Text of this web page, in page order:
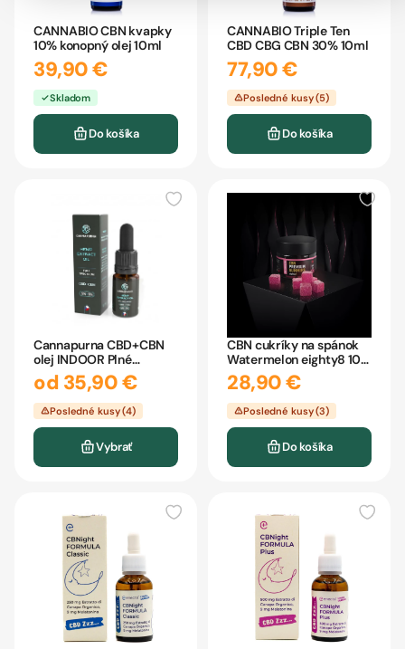
CANNABIO CBN kvapky
10% konopný olej 10ml
39,90 €
Skladom
Do košíka
CANNABIO Triple Ten
CBD CBG CBN 30% 10ml
77,90 €
Posledné kusy (5)
Do košíka
Cannapurna CBD+CBN
olej INDOOR Plné
spektrum 10ml
od 35,90 €
Posledné kusy (4)
Vybrať
CBN cukríky na spánok
Watermelon eighty8 10
kusov
28,90 €
Posledné kusy (3)
Do košíka